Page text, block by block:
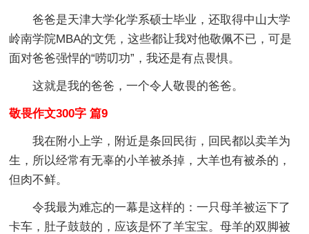
爸爸是天津大学化学系硕士毕业，还取得中山大学
岭南学院MBA的文凭，这些都让我对他敬佩不已，可是
面对爸爸强悍的“唠叨功”，我还是有点畏惧。
这就是我的爸爸，一个令人敬畏的爸爸。
敬畏作文300字 篇9
我在附小上学，附近是条回民街，回民都以卖羊为
生，所以经常有无辜的小羊被杀掉，大羊也有被杀的，
但肉不鲜。
令我最为难忘的一幕是这样的：一只母羊被运下了
卡车，肚子鼓鼓的，应该是怀了羊宝宝。母羊的双脚被